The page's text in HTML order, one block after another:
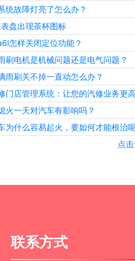
统故障灯亮了怎么办？
盘出现茶杯图标
怎样关闭定位功能？
刷电机是机械问题还是电气问题？
雨刷关不掉一直动怎么办？
门店管理系统：让您的汽修业务更
火一天对汽车有影响吗？
为什么容易起火，要如何才能根治
点
联系方式